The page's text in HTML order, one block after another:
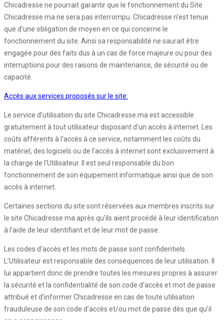
Chicadresse ne pourrait garantir que le fonctionnement du Site
Chicadresse.ma ne sera pas interrompu. Chicadresse n'est tenue
que d'une obligation de moyen en ce qui concerne le
fonctionnement du site. Ainsi sa responsabilité ne saurait être
engagée pour des faits dus à un cas de force majeure ou pour des
interruptions pour des raisons de maintenance, de sécurité ou de
capacité.
Accès aux services proposés sur le site:
Le service d’utilisation du site Chicadresse.ma est accessible
gratuitement à tout utilisateur disposant d'un accès à internet. Les
coûts afférents à l'accès à ce service, notamment les coûts du
matériel, des logiciels ou de l’accès à internet sont exclusivement à
la charge de l'Utilisateur. Il est seul responsable du bon
fonctionnement de son équipement informatique ainsi que de son
accès à internet.
Certaines sections du site sont réservées aux membres inscrits sur
le site Chicadresse.ma après qu’ils aient procédé à leur identification
à l'aide de leur identifiant et de leur mot de passe.
Les codes d'accès et les mots de passe sont confidentiels.
L’Utilisateur est responsable des conséquences de leur utilisation. Il
lui appartient donc de prendre toutes les mesures propres à assurer
la sécurité et la confidentialité de son code d'accès et mot de passe
attribué et d’informer Chicadresse en cas de toute utilisation
frauduleuse de son code d'accès et/ou mot de passe dès que qu’il